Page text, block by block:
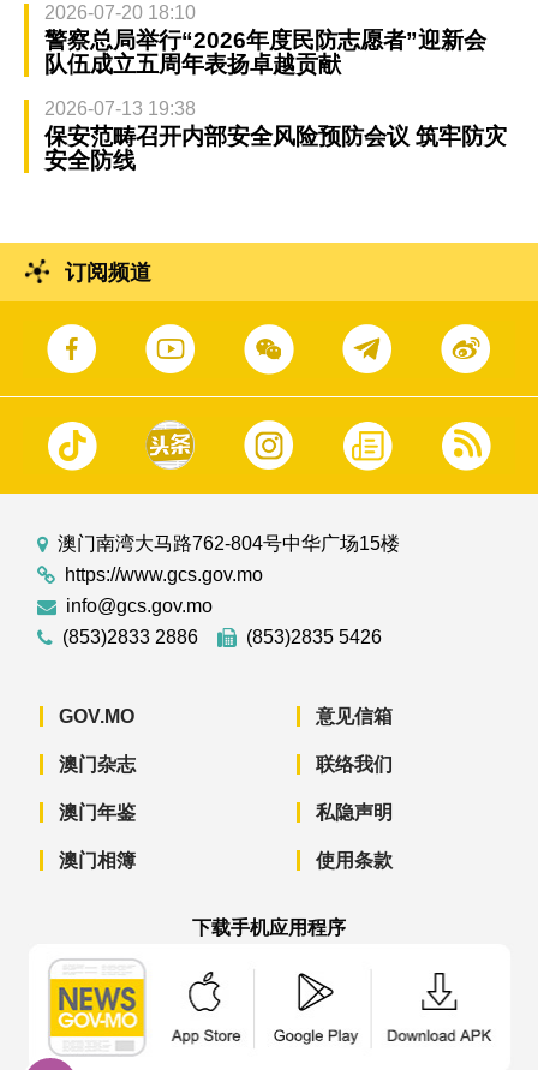
2026-07-20 18:10
警察总局举行“2026年度民防志愿者”迎新会
队伍成立五周年表扬卓越贡献
2026-07-13 19:38
保安范畴召开内部安全风险预防会议 筑牢防灾
安全防线
订阅频道
澳门南湾大马路762-804号中华广场15楼
https://www.gcs.gov.mo
info@gcs.gov.mo
(853)2833 2886
(853)2835 5426
GOV.MO
澳门杂志
澳门年鉴
澳门相簿
意见信箱
联络我们
私隐声明
使用条款
下载手机应用程序